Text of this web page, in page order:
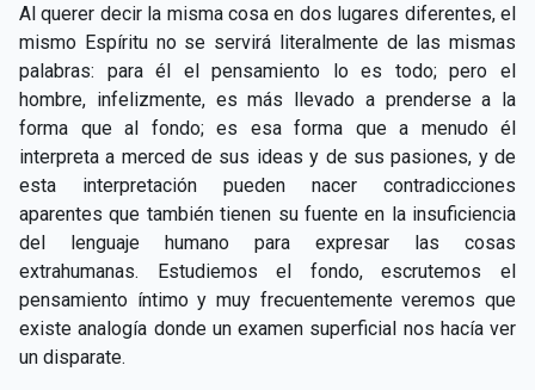
Al querer decir la misma cosa en dos lugares diferentes, el
mismo Espíritu no se servirá literalmente de las mismas
palabras: para él el pensamiento lo es todo; pero el
hombre, infelizmente, es más llevado a prenderse a la
forma que al fondo; es esa forma que a menudo él
interpreta a merced de sus ideas y de sus pasiones, y de
esta interpretación pueden nacer contradicciones
aparentes que también tienen su fuente en la insuficiencia
del lenguaje humano para expresar las cosas
extrahumanas. Estudiemos el fondo, escrutemos el
pensamiento íntimo y muy frecuentemente veremos que
existe analogía donde un examen superficial nos hacía ver
un disparate.